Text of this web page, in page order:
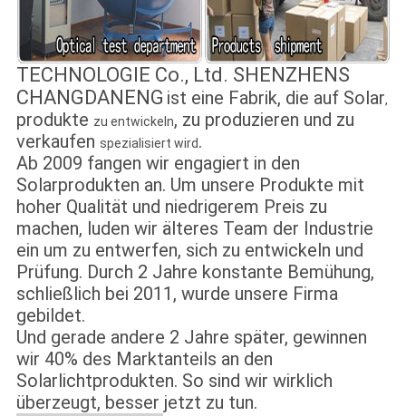
TECHNOLOGIE Co., Ltd. SHENZHENS
CHANGDANENG ist eine Fabrik, die aufSolar,
produkte zu entwickeln, zu produzieren und zu
verkaufen spezialisiert wird.
Ab 2009 fangen wir engagiert in den
Solarprodukten an. Um unsere Produkte mit
hoher Qualität und niedrigerem Preis zu
machen, luden wir älteres Team der Industrie
ein um zu entwerfen, sich zu entwickeln und
Prüfung. Durch 2 Jahre konstante Bemühung,
schließlich bei 2011, wurde unsere Firma
gebildet.
Und gerade andere 2 Jahre später, gewinnen
wir 40% des Marktanteils an den
Solarlichtprodukten. So sind wir wirklich
überzeugt, besser jetzt zu tun.